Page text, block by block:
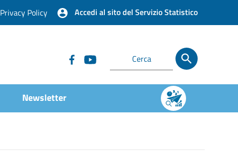
Privacy Policy Accedi al sito del Servizio Statistico
Newsletter